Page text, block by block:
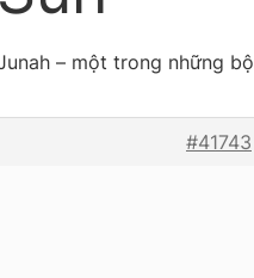
– một trong những bộ
#41743